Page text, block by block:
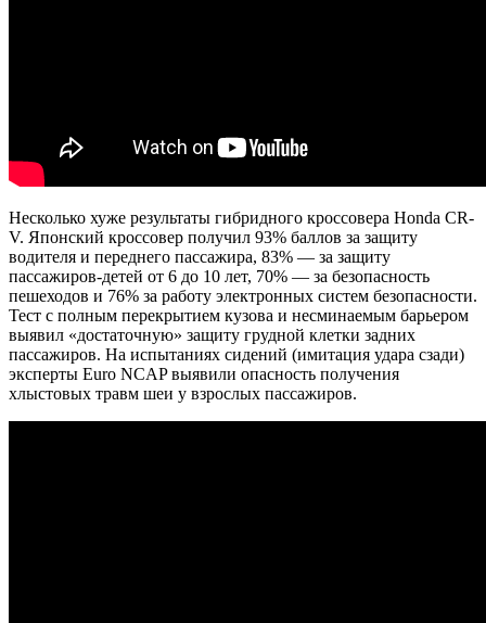
Несколько хуже результаты гибридного кроссовера Honda CR-
V. Японский кроссовер получил 93% баллов за защиту
водителя и переднего пассажира, 83% — за защиту
пассажиров-детей от 6 до 10 лет, 70% — за безопасность
пешеходов и 76% за работу электронных систем безопасности.
Тест с полным перекрытием кузова и несминаемым барьером
выявил «достаточную» защиту грудной клетки задних
пассажиров. На испытаниях сидений (имитация удара сзади)
эксперты Euro NCAP выявили опасность получения
хлыстовых травм шеи у взрослых пассажиров.